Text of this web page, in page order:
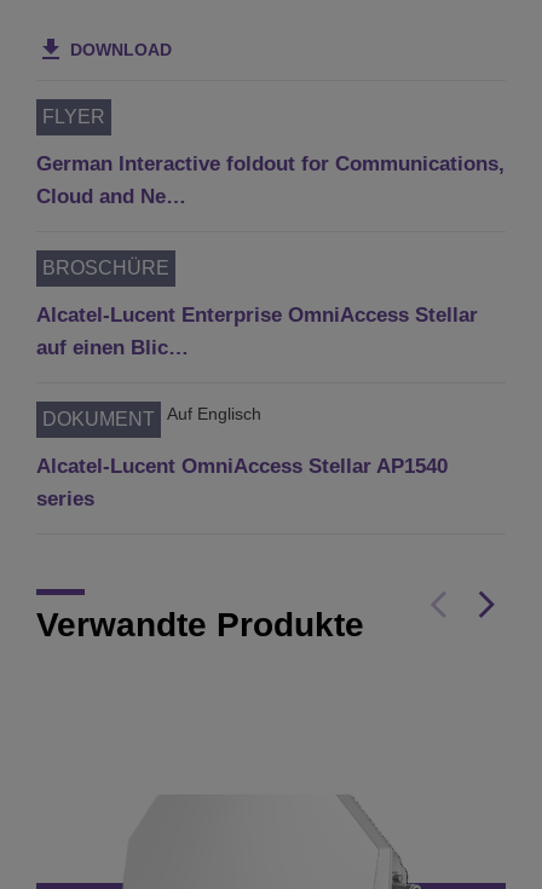
DOWNLOAD
FLYER
German Interactive foldout for Communications,
Cloud and Ne…
BROSCHÜRE
Alcatel-Lucent Enterprise OmniAccess Stellar
auf einen Blic…
DOKUMENT Auf Englisch
Alcatel-Lucent OmniAccess Stellar AP1540
series
Verwandte Produkte